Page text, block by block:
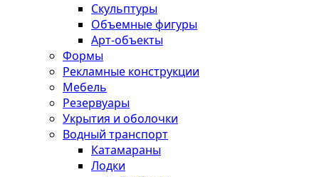
Скульптуры
Объемные фигуры
Арт-объекты
Формы
Рекламные конструкции
Мебель
Резервуары
Укрытия и оболочки
Водный транспорт
Катамараны
Лодки